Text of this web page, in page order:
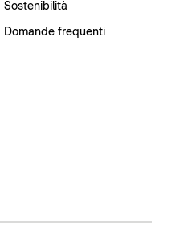
Sostenibilità
Domande frequenti